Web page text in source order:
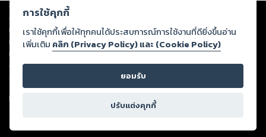
Copyright © 2026
ต่อผลงานหรือเนื้อหาใดที่อัปโหลดผ่านเว็บไซต์และปรากฏว่าละเมิดสิทธิใน
ทรัพย์สินทางปัญญาของบุคคลอื่นหรือขัดต่อกฎหมายและศีลธรรม ดังนั้น ผู้อ่าน
ทุกท่านโปรดใช้วิจารณญาณในการกลั่นกรองด้วยตนเอง และหากท่านพบว่าส่วน
หนึ่งส่วนใดขัดต่อกฎหมายและศีลธรรม กรุณาแจ้งมายังบริษัท เพื่อทีมงานจะได้
ดำเนินการในทันที ทั้งนี้ ทางสตอรี่ล็อกขอสงวนลิขสิทธิ์ตามพระราชบัญญัติ
ลิขสิทธิ์ พ.ศ. 2537 (ฉบับล่าสุด)
For support: member@ookbee.com
Version
การใช้คุกกี้
เราใช้คุกกี้เพื่อให้ทุกคนได้ประสบการณ์การใช้งานที่ดียิ่งขึ้นอ่าน
เพิ่มเติม คลิก (Privacy Policy) และ (Cookie Policy)
ยอมรับ
ปรับแต่งคุกกี้